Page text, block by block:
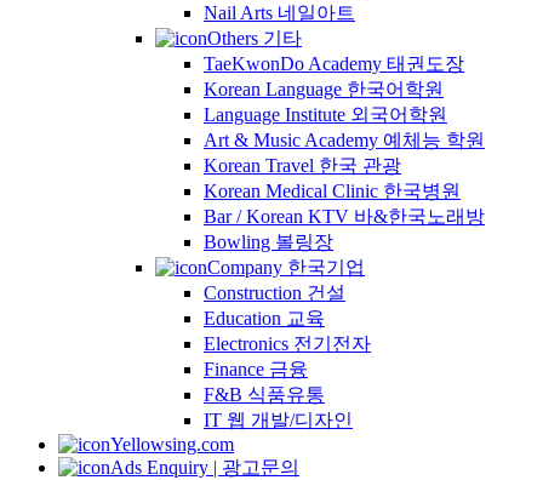
Nail Arts 네일아트
Others 기타
TaeKwonDo Academy 태권도장
Korean Language 한국어학원
Language Institute 외국어학원
Art & Music Academy 예체능 학원
Korean Travel 한국 관광
Korean Medical Clinic 한국병원
Bar / Korean KTV 바&한국노래방
Bowling 볼링장
Company 한국기업
Construction 건설
Education 교육
Electronics 전기전자
Finance 금융
F&B 식품유통
IT 웹 개발/디자인
Yellowsing.com
Ads Enquiry | 광고문의